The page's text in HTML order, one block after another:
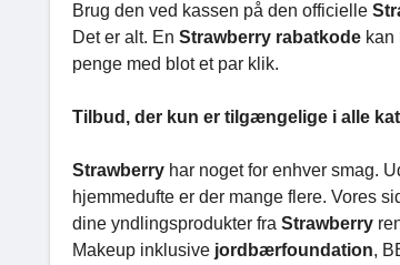
Brug den ved kassen på den officielle
Det er alt. En Strawberry rabatkode
penge med blot et par klik.
Tilbud, der kun er tilgængelige i alle
Strawberry har noget for enhver smag.
hjemmedufte er der mange flere. Vores
dine yndlingsprodukter fra Strawberry
Makeup inklusive jordbærfoundation,